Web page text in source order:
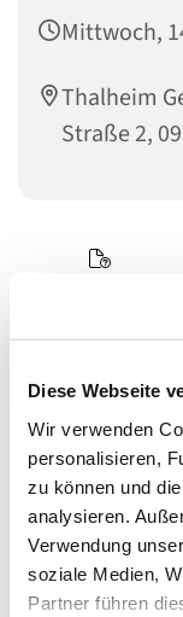
Diese Webseite
Wir verwenden
personalisieren,
zu können und
analysieren.
Verwendung
soziale Medien,
Partner führen
Mittwoch,
Thalheim
Straße 2,